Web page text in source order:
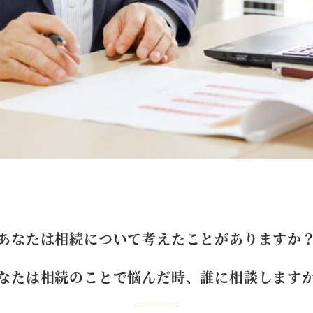
なたは相続について考えたことがありますか
たは相続のことで悩んだ時、誰に相談します